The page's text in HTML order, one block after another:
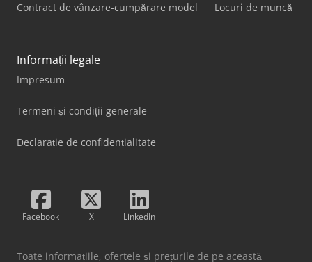
Contract de vânzare-cumpărare model Locuri de muncă
Informații legale
Impresum
Termeni și condiții generale
Declarație de confidențialitate
Facebook X LinkedIn
Toate informațiile, ofertele și prețurile de pe această